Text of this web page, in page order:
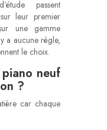
passent
leur premier
une gamme
a aucune règle,
le choix.
neuf
?
car chaque